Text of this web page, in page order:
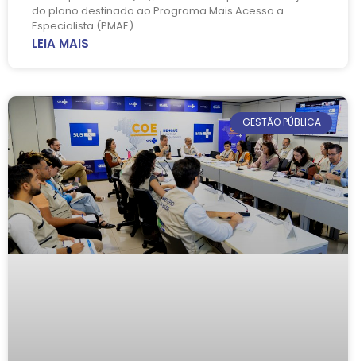
do plano destinado ao Programa Mais Acesso a
Especialista (PMAE).
LEIA MAIS
GESTÃO PÚBLICA